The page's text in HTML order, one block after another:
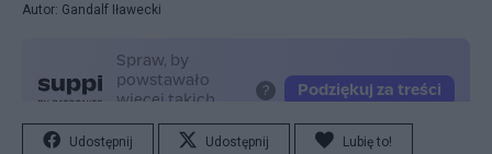
Autor: Gandalf Iławecki
Udostępnij Udostępnij Lubię to!